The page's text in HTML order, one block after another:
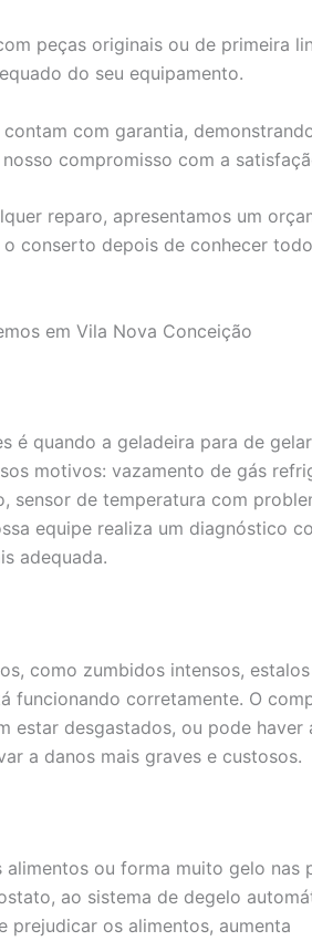
peças originais ou de primeira
do seu equipamento.
com garantia,
compromisso com a
reparo, apresentamos um
conserto depois de conhecer
em Vila Nova Conceição
é quando a geladeira para de gelar
motivos: vazamento de gás
de temperatura com
equipe realiza um diagnóstico
adequada.
como zumbidos intensos,
funcionando corretamente. O
estar desgastados, ou pode haver
a danos mais graves e custosos.
ou forma muito gelo nas
ao sistema de degelo
os alimentos, aumenta